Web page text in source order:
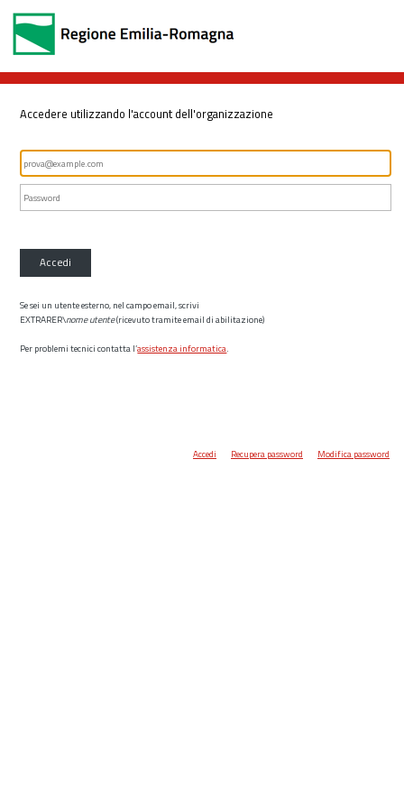
Accedere utilizzando l'account dell'organizzazione
Accedi
Se sei un utente esterno, nel campo email, scrivi
EXTRARER\nome utente(ricevuto tramite email di abilitazione)
Per problemi tecnici contatta l’assistenza informatica.
Accedi Recupera password Modifica password